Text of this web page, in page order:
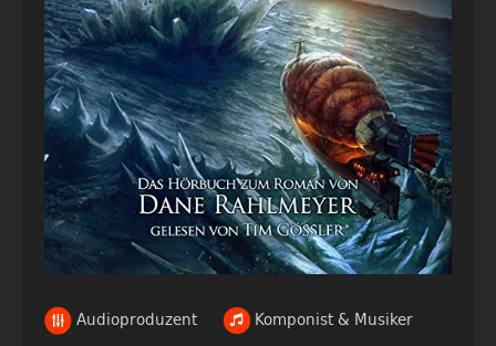
Audioproduzent
Komponist & Musiker